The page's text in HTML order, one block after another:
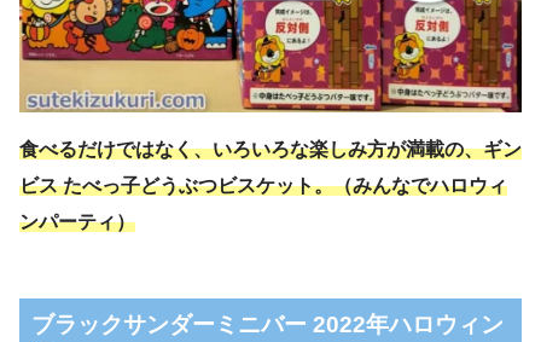
食べるだけではなく、いろいろな楽しみ方が満載の、ギン
ビス たべっ子どうぶつビスケット。（みんなでハロウィ
ンパーティ）
ブラックサンダーミニバー 2022年ハロウィン